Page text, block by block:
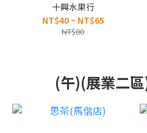
十興水果行
NT$40 ~ NT$65
NT$80
(午)(展業二